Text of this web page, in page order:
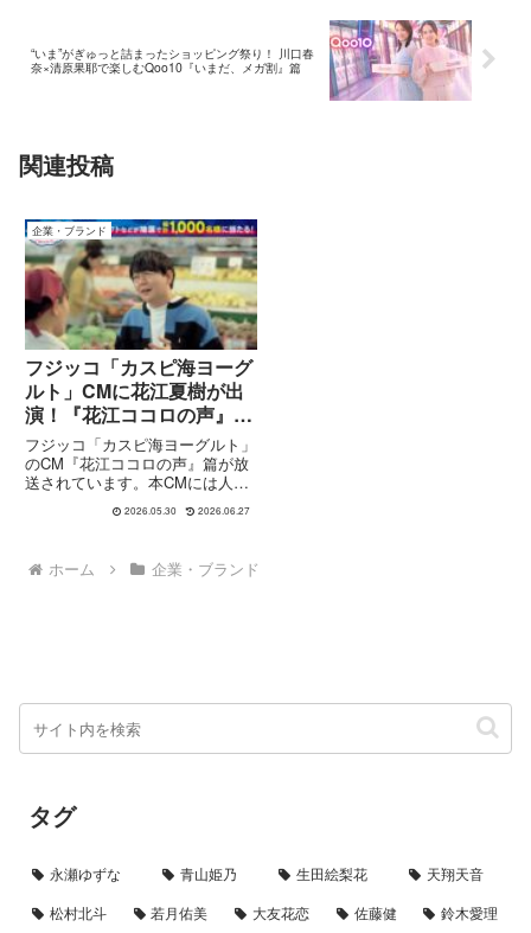
“いま”がぎゅっと詰まったショッピング祭り！ 川口春
奈×清原果耶で楽しむQoo10『いまだ、メガ割』篇
関連投稿
企業・ブランド
フジッコ「カスピ海ヨーグ
ルト」CMに花江夏樹が出
演！『花江ココロの声』篇
＆キャンペーン実施中
フジッコ「カスピ海ヨーグルト」
のCM『花江ココロの声』篇が放
送されています。本CMには人気
ピ海ヨーグルトならではの“とろ
り夢中になった熱狂的ファン役と
して登場し、その独特な食感を
2026.05.30 2026.06.27
ホーム 企業・ブランド
タグ
永瀬ゆずな 青山姫乃 生田絵梨花
天翔天音
松村北斗
若月佑美 大友花恋 佐藤健
鈴木愛理